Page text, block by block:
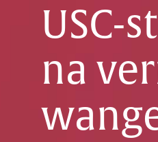
USC-
na